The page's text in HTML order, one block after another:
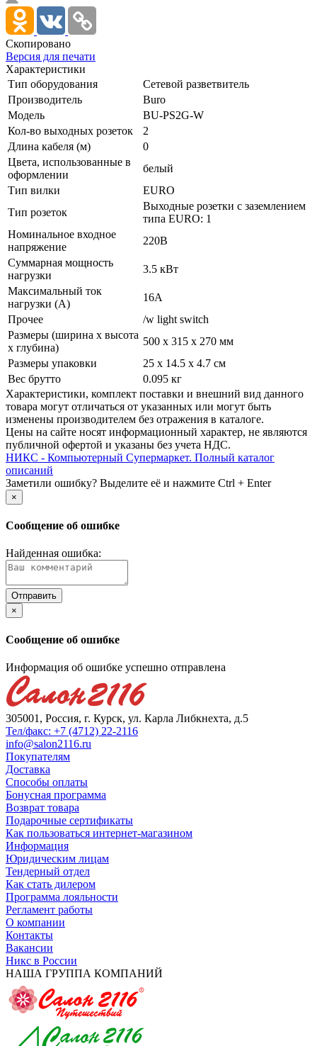
Скопировано
Версия для печати
Характеристики
Тип оборудования
Сетевой разветвитель
Производитель
Buro
Модель
BU-PS2G-W
Кол-во выходных розеток
2
Длина кабеля (м)
0
Цвета, использованные в
оформлении
белый
Тип вилки
EURO
Тип розеток
Выходные розетки с заземлением
типа EURO: 1
Номинальное входное
напряжение
220В
Суммарная мощность
нагрузки
3.5 кВт
Максимальный ток
нагрузки (А)
16А
Прочее
/­w light switch
Размеры (ширина х высота
х глубина)
500 х 315 х 270 мм
Размеры упаковки
25 x 14.5 x 4.7 см
Вес брутто
0.095 кг
Xарактеристики, комплект поставки и внешний вид данного
товара могут отличаться от указанных или могут быть
изменены производителем без отражения в каталоге.
Цены на сайте носят информационный характер, не являются
публичной офертой и указаны без учета НДС.
НИКС - Компьютерный Cупермаркет. Полный каталог
описаний
Заметили ошибку? Выделите её и нажмите Ctrl + Enter
×
Сообщение об ошибке
Найденная ошибка:
×
Сообщение об ошибке
Информация об ошибке успешно отправлена
305001, Россия, г. Курск, ул. Карла Либкнехта, д.5
Тел/факс: +7 (4712) 22-2116
info@salon2116.ru
Покупателям
Доставка
Способы оплаты
Бонусная программа
Возврат товара
Подарочные сертификаты
Как пользоваться интернет-магазином
Информация
Юридическим лицам
Тендерный отдел
Как стать дилером
Программа лояльности
Регламент работы
О компании
Контакты
Вакансии
Никс в России
НАША ГРУППА КОМПАНИЙ